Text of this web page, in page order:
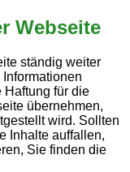
Webseite
ständig weiter
Haftung für die
übernehmen,
wird. Sollten
Inhalte auffallen,
Sie finden die